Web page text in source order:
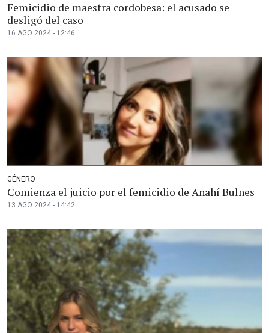
Femicidio de maestra cordobesa: el acusado se
desligó del caso
16 AGO 2024 - 12:46
GÉNERO
Comienza el juicio por el femicidio de Anahí Bulnes
13 AGO 2024 - 14:42